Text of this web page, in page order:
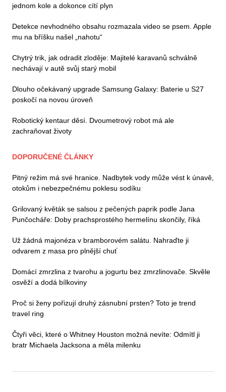
jednom kole a dokonce cítí plyn
Detekce nevhodného obsahu rozmazala video se psem. Apple
mu na bříšku našel „nahotu“
Chytrý trik, jak odradit zloděje: Majitelé karavanů schválně
nechávají v autě svůj starý mobil
Dlouho očekávaný upgrade Samsung Galaxy: Baterie u S27
poskočí na novou úroveň
Robotický kentaur děsí. Dvoumetrový robot má ale
zachraňovat životy
DOPORUČENÉ ČLÁNKY
Pitný režim má své hranice. Nadbytek vody může vést k únavě,
otokům i nebezpečnému poklesu sodíku
Grilovaný květák se salsou z pečených paprik podle Jana
Punčocháře: Doby prachsprostého hermelínu skončily, říká
Už žádná majonéza v bramborovém salátu. Nahraďte ji
odvarem z masa pro plnější chuť
Domácí zmrzlina z tvarohu a jogurtu bez zmrzlinovače. Skvěle
osvěží a dodá bílkoviny
Proč si ženy pořizují druhý zásnubní prsten? Toto je trend
travel ring
Čtyři věci, které o Whitney Houston možná nevíte: Odmítl ji
bratr Michaela Jacksona a měla milenku